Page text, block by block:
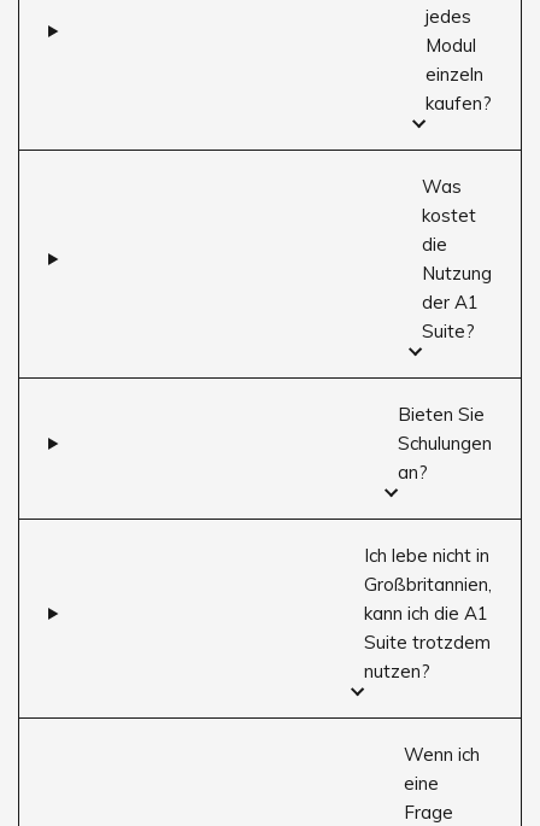
jedes
Modul
einzeln
kaufen?
Was
kostet
die
Nutzung
der A1
Suite?
Bieten Sie
Schulungen
an?
Ich lebe nicht in
Großbritannien,
kann ich die A1
Suite trotzdem
nutzen?
Wenn ich
eine
Frage